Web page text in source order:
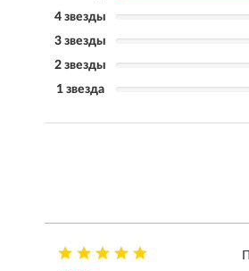
4 звезды
3 звезды
2 звезды
1 звезда